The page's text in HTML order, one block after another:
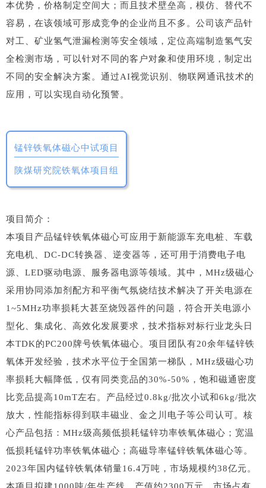
本优势，价格制定空间大；而且技术壁垒高，模仿、替代不
容易，在该领域可形成竞争的企业尚且不多。公司该产品针
对工、矿业氢气泄漏检测等安全领域，定位高端制造氢气安
全检测市场，可以针对不同的客户对象和使用环境，制定出
不同的安全解决方案。通过AI视觉识别、物联网通讯技术的
应用，可以实现自动化预警。
锰锌铁氧体磁心中试项目
陕煤研究院铁氧体项目组
项目简介：
本项目产品锰锌铁氧体磁心可应用于新能源车充电桩、车载
充电机、DC-DC转换器、逆变器等，还可用于消费电子电
源、LED驱动电源、服务器电源等领域。其中，MHz级磁心
采用协同添加剂配方和平衡气氛烧结技术解决了开关电源在
1~5MHz功率损耗大甚至烧毁器件的问题，符合开关电源小
型化、集成化、高效化发展要求，技术指标对标行业龙头日
本TDK的PC200牌号铁氧体磁心。项目团队有20余年锰锌铁
氧体开发经验，技术水平位于全国第一梯队，MHz级磁心功
率损耗大幅降低，仅有同类竞品的30%-50%，饱和磁通密度
比竞品提高10mT左右。产品经过0.8kg/批次小试和6kg/批次
放大，性能指标得到联丰磁业、金之川电子等公司认可。核
心产品包括：MHz级高频低损耗锰锌功率铁氧体磁心；宽温
低损耗锰锌功率铁氧体磁心；高磁导率锰锌铁氧体磁心等。
2023年国内锰锌铁氧体销量16.4万吨，市场规模约38亿元。